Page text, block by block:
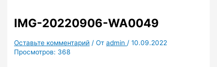
IMG-20220906-WA0049
Оставьте комментарий / Отadmin /10.09.2022
Просмотров: 368